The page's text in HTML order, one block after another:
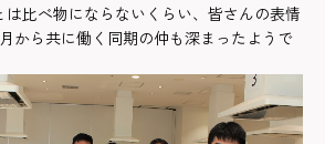
は比べ物にならないくらい、皆さんの表情
から共に働く同期の仲も深まったようで